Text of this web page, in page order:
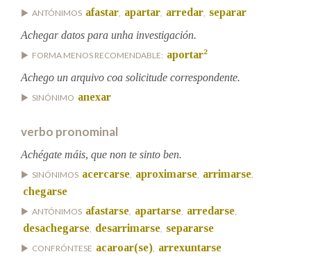
Nas definicións
Nos exemplos
OUTRAS OPCIÓNS DE BUSCA
Marcas gramaticais
ANTÓNIMOS afastar, apartar, arredar, separar
Achegar datos para unha investigación.
FORMA MENOS RECOMENDABLE: aportar2
Achego un arquivo coa solicitude correspondente.
SINÓNIMO anexar
verbo pronominal
Achégate máis, que non te sinto ben.
SINÓNIMOS acercarse, aproximarse, arrimarse,
chegarse
ANTÓNIMOS afastarse, apartarse, arredarse,
desachegarse, desarrimarse, separarse
CONFRÓNTESE acaroar(se), arrexuntarse